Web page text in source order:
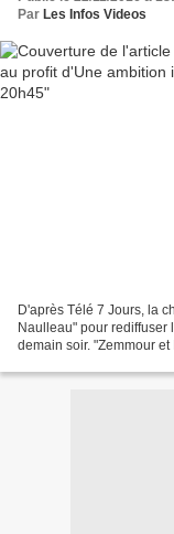
Par Les Infos Videos
D'après Télé 7 Jours, la
Naulleau" pour rediffuser
demain soir. "Zemmour